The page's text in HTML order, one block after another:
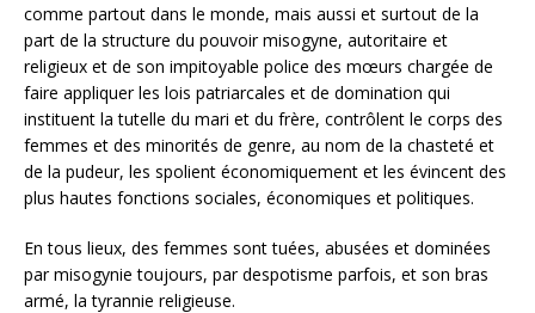
comme partout dans le monde, mais aussi et surtout de la
part de la structure du pouvoir misogyne, autoritaire et
religieux et de son impitoyable police des mœurs chargée de
faire appliquer les lois patriarcales et de domination qui
instituent la tutelle du mari et du frère, contrôlent le corps des
femmes et des minorités de genre, au nom de la chasteté et
de la pudeur, les spolient économiquement et les évincent des
plus hautes fonctions sociales, économiques et politiques.
En tous lieux, des femmes sont tuées, abusées et dominées
par misogynie toujours, par despotisme parfois, et son bras
armé, la tyrannie religieuse.